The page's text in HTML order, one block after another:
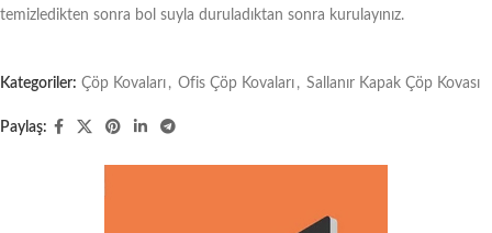
temizledikten sonra bol suyla duruladıktan sonra kurulayınız.
Kategoriler: Çöp Kovaları , Ofis Çöp Kovaları , Sallanır Kapak Çöp Kovası
Paylaş: